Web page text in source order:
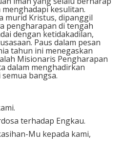
kesulitan.
murid Kristus, dipanggil
pengharapan di tengah
dengan ketidakadilan,
Paus dalam pesan
tahun ini menegaskan
Misionaris Pengharapan
dalam menghadirkan
bangsa.
terhadap Engkau.
Mu kepada kami,